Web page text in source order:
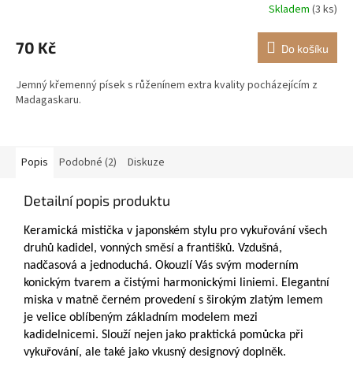
Skladem (3 ks)
70 Kč Do košíku
Jemný křemenný písek s růženínem extra kvality pocházejícím z
Madagaskaru.
Popis Podobné (2) Diskuze
Detailní popis produktu
Keramická mistička v japonském stylu pro vykuřování všech
druhů kadidel, vonných směsí a františků. Vzdušná,
nadčasová a jednoduchá. Okouzlí Vás svým moderním
konickým tvarem a čistými harmonickými liniemi. Elegantní
miska v matně černém provedení s širokým zlatým lemem
je velice oblíbeným základním modelem mezi
kadidelnicemi. Slouží nejen jako praktická pomůcka při
vykuřování, ale také jako vkusný designový doplněk.